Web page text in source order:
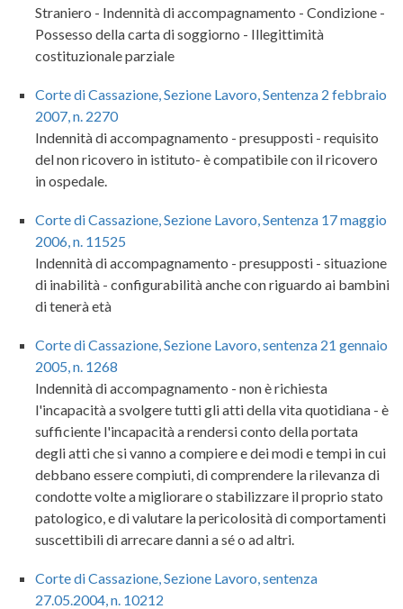
Straniero - Indennità di accompagnamento - Condizione -
Possesso della carta di soggiorno - Illegittimità
costituzionale parziale
Corte di Cassazione, Sezione Lavoro, Sentenza 2 febbraio
2007, n. 2270
Indennità di accompagnamento - presupposti - requisito
del non ricovero in istituto- è compatibile con il ricovero
in ospedale.
Corte di Cassazione, Sezione Lavoro, Sentenza 17 maggio
2006, n. 11525
Indennità di accompagnamento - presupposti - situazione
di inabilità - configurabilità anche con riguardo ai bambini
di tenerà età
Corte di Cassazione, Sezione Lavoro, sentenza 21 gennaio
2005, n. 1268
Indennità di accompagnamento - non è richiesta
l'incapacità a svolgere tutti gli atti della vita quotidiana - è
sufficiente l'incapacità a rendersi conto della portata
degli atti che si vanno a compiere e dei modi e tempi in cui
debbano essere compiuti, di comprendere la rilevanza di
condotte volte a migliorare o stabilizzare il proprio stato
patologico, e di valutare la pericolosità di comportamenti
suscettibili di arrecare danni a sé o ad altri.
Corte di Cassazione, Sezione Lavoro, sentenza
27.05.2004, n. 10212